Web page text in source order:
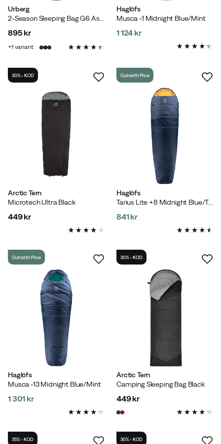
Urberg
2-Season Sleeping Bag G6 Asphalt
price
895 kr
1 variant
Haglöfs
Musca -1 Midnight Blue/Mint
1 124 kr
Arctic Tern
Microtech Ultra Black
30% - KOD
449 kr
Haglöfs
Tarius Lite +8 Midnight Blue/Tangerine
Outnorth Price
841 kr
Haglöfs
Musca -13 Midnight Blue/Mint
Outnorth Price
1 301 kr
Arctic Tern
Camping Sleeping Bag Black
30% - KOD
price
449 kr
35% - KOD 30% - KOD